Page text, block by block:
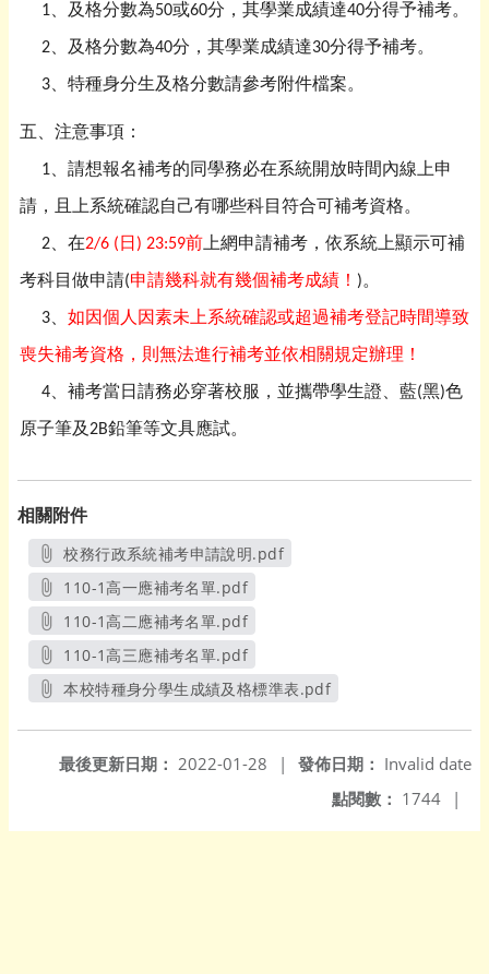
1、及格分數為50或60分，其學業成績達40分得予補考。
2、及格分數為40分，其學業成績達30分得予補考。
3、特種身分生及格分數請參考附件檔案。
五、注意事項：
1、請想報名補考的同學務必在系統開放時間內線上申
請，且上系統確認自己有哪些科目符合可補考資格。
2、在2/6 (日) 23:59前上網申請補考，依系統上顯示可補
考科目做申請(申請幾科就有幾個補考成績！ )。
3、 如因個人因素未上系統確認或超過補考登記時間導致
喪失補考資格，則無法進行補考並依相關規定辦理！
4、補考當日請務必穿著校服，並攜帶學生證、藍(黑)色
原子筆及2B鉛筆等文具應試。
相關附件
校務行政系統補考申請說明.pdf
另開新視窗
110-1高一應補考名單.pdf
另開新視窗
110-1高二應補考名單.pdf
另開新視窗
110-1高三應補考名單.pdf
另開新視窗
本校特種身分學生成績及格標準表.pdf
發佈日期： Invalid date
最後更新日期： 2022-01-28
|
點閱數： 1744 |